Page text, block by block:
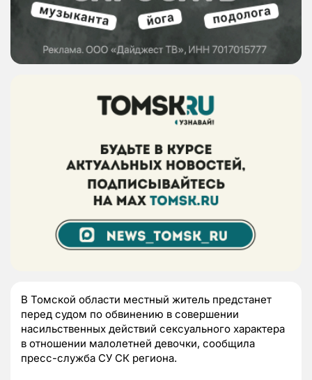
В Томской области местный житель предстанет
перед судом по обвинению в совершении
насильственных действий сексуального характера
в отношении малолетней девочки, сообщила
пресс-служба СУ СК региона.